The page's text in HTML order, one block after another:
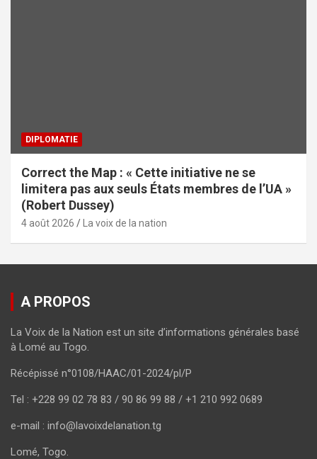
DIPLOMATIE
Correct the Map : « Cette initiative ne se
limitera pas aux seuls États membres de l’UA »
(Robert Dussey)
4 août 2026 La voix de la nation
A PROPOS
La Voix de la Nation est un site d’informations générales basé
à Lomé au Togo.
Récépissé n°0108/HAAC/01-2024/pl/P
Tel : +228 99 02 78 83 / 90 86 99 88 / +1 210 992 0689
e-mail : info@lavoixdelanation.tg
Lomé, Togo.